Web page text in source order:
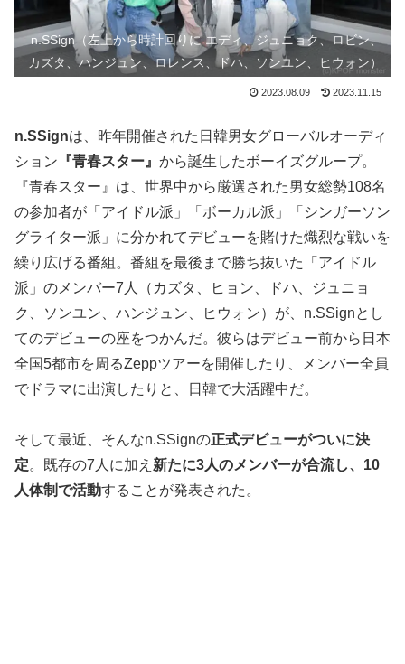
n.SSign（左上から時計回りに エディ、ジュニョク、ロビン、
カズタ、ハンジュン、ロレンス、ドハ、ソンユン、ヒウォン）
2023.08.09 2023.11.15
n.SSignは、昨年開催された日韓男女グローバルオーディ
ション 『青春スター』 から誕生したボーイズグループ。
『青春スター』は、世界中から厳選された男女総勢108名
の参加者が「アイドル派」「ボーカル派」「シンガーソン
グライター派」に分かれてデビューを賭けた熾烈な戦いを
繰り広げる番組。番組を最後まで勝ち抜いた「アイドル
派」のメンバー7人（カズタ、ヒョン、ドハ、ジュニョ
ク、ソンユン、ハンジュン、ヒウォン）が、n.SSignとし
てのデビューの座をつかんだ。彼らはデビュー前から日本
全国5都市を周るZeppツアーを開催したり、メンバー全員
でドラマに出演したりと、日韓で大活躍中だ。
そして最近、そんなn.SSignの正式デビューがついに決
定。既存の7人に加え 新たに3人のメンバーが合流し、10
人体制で活動することが発表された。